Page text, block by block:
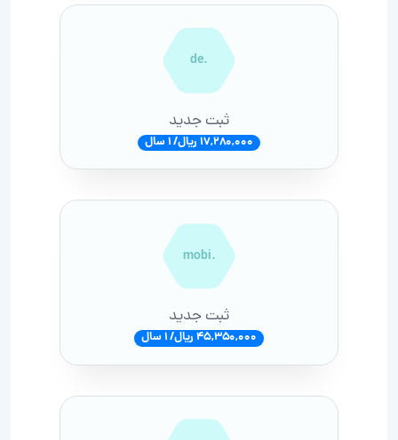
.de
ثبت جدید
17,280,000 ریال/ 1 سال
.mobi
ثبت جدید
45,350,000 ریال/ 1 سال